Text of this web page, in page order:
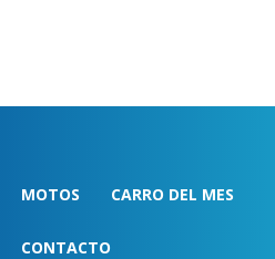
MOTOS CARRO DEL MES
CONTACTO